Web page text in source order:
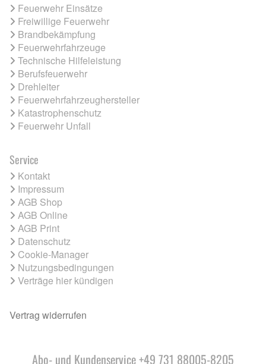
Feuerwehr Einsätze
Freiwillige Feuerwehr
Brandbekämpfung
Feuerwehrfahrzeuge
Technische Hilfeleistung
Berufsfeuerwehr
Drehleiter
Feuerwehrfahrzeughersteller
Katastrophenschutz
Feuerwehr Unfall
Service
Kontakt
Impressum
AGB Shop
AGB Online
AGB Print
Datenschutz
Cookie-Manager
Nutzungsbedingungen
Verträge hier kündigen
Vertrag widerrufen
Abo- und Kundenservice +49 731 88005-8205